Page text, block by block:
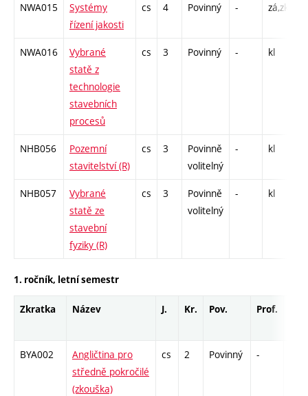
NWA015
Systémy
řízení jakosti
cs 4 Povinný - zá,zk
NWA016
Vybrané
statě z
technologie
stavebních
procesů
cs 3 Povinný - kl
NHB056
Pozemní
stavitelství (R)
cs 3
Povinně
volitelný
- kl
NHB057
Vybrané
statě ze
stavební
fyziky (R)
cs 3
Povinně
volitelný
- kl
1. ročník, letní semestr
Zkratka Název J. Kr. Pov. Prof.
BYA002
Angličtina pro
středně pokročilé
(zkouška)
cs 2 Povinný -